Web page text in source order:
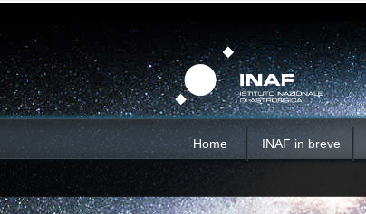
contenuti.
Salta
alla
navigazione
Home INAF in breve